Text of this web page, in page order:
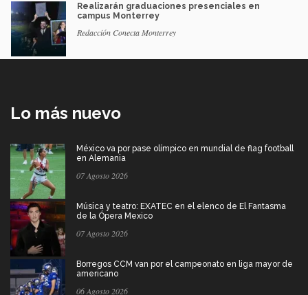
Realizarán graduaciones presenciales en
campus Monterrey
Redacción Conecta Monterrey
Lo más nuevo
México va por pase olímpico en mundial de flag football
en Alemania
07 Agosto 2026
Música y teatro: EXATEC en el elenco de El Fantasma
de la Ópera Mexico
07 Agosto 2026
Borregos CCM van por el campeonato en liga mayor de
americano
06 Agosto 2026